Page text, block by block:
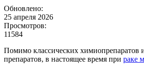
Обновлено:
25 апреля 2026
Просмотров:
11584
Помимо классических химиопрепаратов
препаратов, в настоящее время при раке